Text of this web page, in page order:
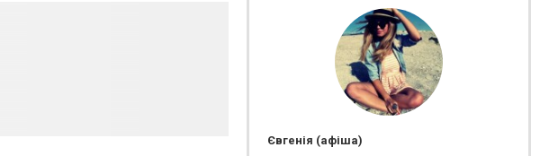
Євгенія (афіша)